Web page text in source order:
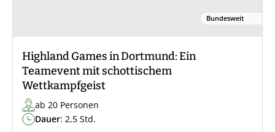
Bundesweit
Highland Games in Dortmund: Ein
Teamevent mit schottischem
Wettkampfgeist
ab 20 Personen
Dauer: 2,5 Std.